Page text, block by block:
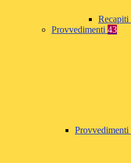
Recapiti
Provvedimenti 43